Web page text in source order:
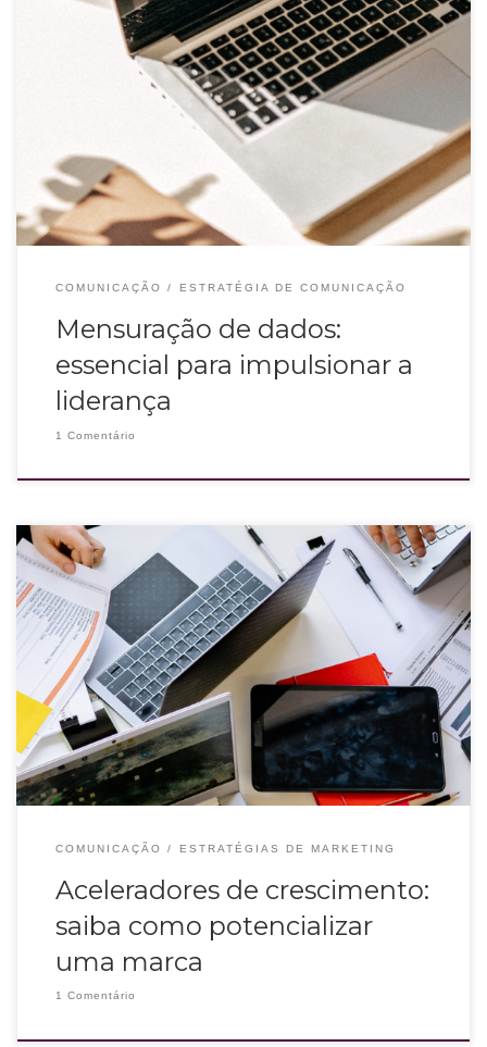
Mesa de escritório da liderança para mensuração de dados
COMUNICAÇÃO ESTRATÉGIA DE COMUNICAÇÃO
Mensuração de dados:
essencial para impulsionar a
liderança
1 Comentário
Para conseguir se destacar no mercado, as marcas (tradicionais ou mais
novas) precisam desenvolver técnicas inovadoras e ganhar público. Confira
este vídeo da Madame Conteúdo com os principais aceleradores de
crescimento. #madameconteudo #marcas #comunicação
COMUNICAÇÃO ESTRATÉGIAS DE MARKETING
Aceleradores de crescimento:
saiba como potencializar
uma marca
1 Comentário